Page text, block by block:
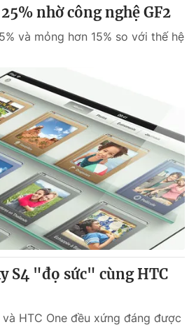
nhờ công nghệ GF2
và mỏng hơn 15% so với thế hệ
S4 "đọ sức" cùng HTC
và HTC One đều xứng đáng được